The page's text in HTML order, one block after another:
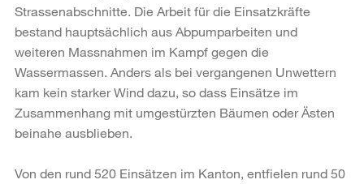
Strassenabschnitte. Die Arbeit für die Einsatzkräfte
bestand hauptsächlich aus Abpumparbeiten und
weiteren Massnahmen im Kampf gegen die
Wassermassen. Anders als bei vergangenen Unwettern
kam kein starker Wind dazu, so dass Einsätze im
Zusammenhang mit umgestürzten Bäumen oder Ästen
beinahe ausblieben.
Von den rund 520 Einsätzen im Kanton, entfielen rund 50